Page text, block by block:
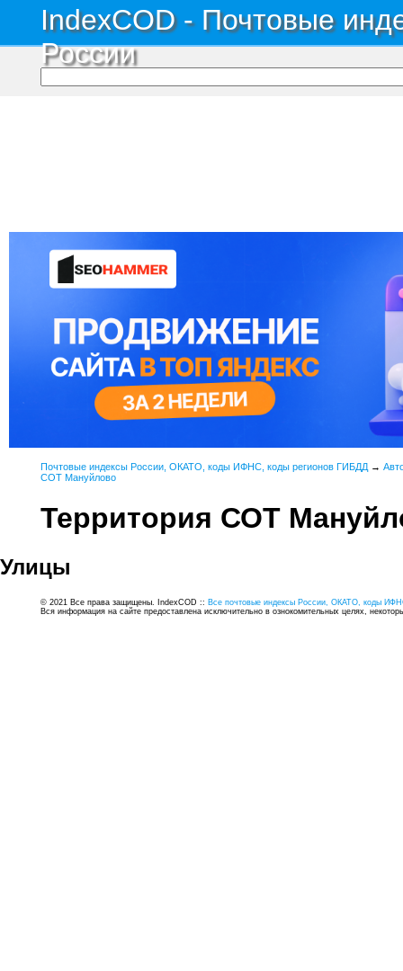
IndexCOD - Почтовые
России
Почтовые индексы России, ОКАТО, коды ИФНС, коды регионов ГИБДД →
СОТ Мануйлово
Территория СОТ
Улицы
© 2021 Все права защищены. IndexCOD :: Все почтовые индексы России, ОКАТО, коды
Вся информация на сайте предоставлена исключительно в ознокомительных целях,